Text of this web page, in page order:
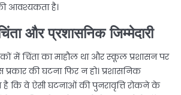
आवश्यकता है।
और प्रशासनिक जिम्मेदारी
में चिंता का माहौल था और स्कूल प्रशासन पर
की घटना फिर न हो। प्रशासनिक
है कि वे ऐसी घटनाओं की पुनरावृत्ति रोकने के